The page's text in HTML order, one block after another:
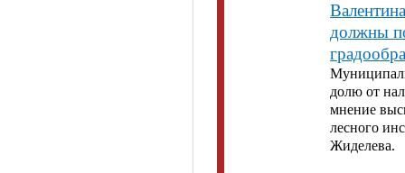
должны
долю от
мнение
лесного
Жиделева.